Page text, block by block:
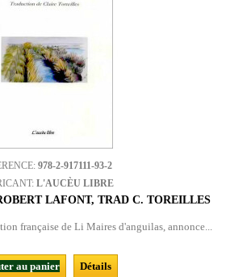
978-2-917111-93-2
L'AUCÈU LIBRE
LAFONT, TRAD C. TOREILLES
française de Li Maires d'anguilas, annonce...
au panier
Détails